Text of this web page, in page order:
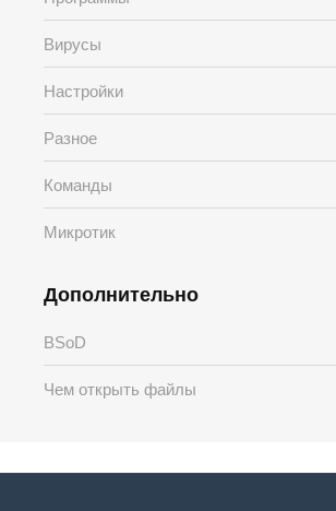
Вирусы
Настройки
Разное
Команды
Микротик
Дополнительно
BSoD
Чем открыть файлы